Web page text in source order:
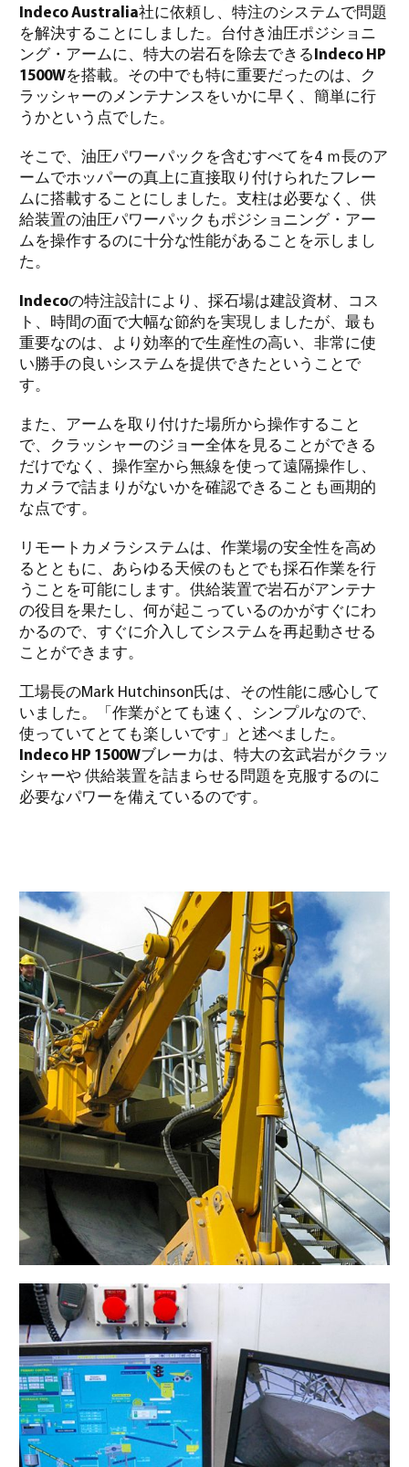
Indeco Australia社に依頼し、特注のシステムで問題
を解決することにしました。台付き油圧ポジショニ
ング・アームに、特大の岩石を除去できる Indeco HP
1500Wを搭載。その中でも特に重要だったのは、ク
ラッシャーのメンテナンスをいかに早く、簡単に行
うかという点でした。
そこで、油圧パワーパックを含むすべてを4 ｍ長のア
ームでホッパーの真上に直接取り付けられたフレー
ムに搭載することにしました。支柱は必要なく、供
給装置の油圧パワーパックもポジショニング・アー
ムを操作するのに十分な性能があることを示しまし
た。
Indecoの特注設計により、採石場は建設資材、コス
ト、時間の面で大幅な節約を実現しましたが、最も
重要なのは、より効率的で生産性の高い、非常に使
い勝手の良いシステムを提供できたということで
す。
また、アームを取り付けた場所から操作すること
で、クラッシャーのジョー全体を見ることができる
だけでなく、操作室から無線を使って遠隔操作し、
カメラで詰まりがないかを確認できることも画期的
な点です。
リモートカメラシステムは、作業場の安全性を高め
るとともに、あらゆる天候のもとでも採石作業を行
うことを可能にします。供給装置で岩石がアンテナ
の役目を果たし、何が起こっているのかがすぐにわ
かるので、すぐに介入してシステムを再起動させる
ことができます。
工場長のMark Hutchinson氏は、その性能に感心して
いました。「作業がとても速く、シンプルなので、
使っていてとても楽しいです」と述べました。
Indeco HP 1500Wブレーカは、特大の玄武岩がクラッ
シャーや 供給装置を詰まらせる問題を克服するのに
必要なパワーを備えているのです。